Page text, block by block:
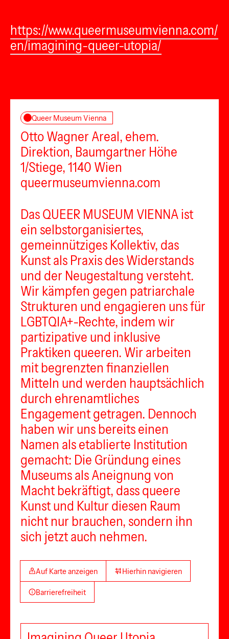
https://www.queermuseumvienna.com/
en/imagining-queer-utopia/
Queer Museum Vienna
Otto Wagner Areal, ehem.
Direktion, Baumgartner Höhe
1/Stiege, 1140 Wien
queermuseumvienna.com
Das QUEER MUSEUM VIENNA ist
ein selbstorganisiertes,
gemeinnütziges Kollektiv, das
Kunst als Praxis des Widerstands
und der Neugestaltung versteht.
Wir kämpfen gegen patriarchale
Strukturen und engagieren uns für
LGBTQIA+-Rechte, indem wir
partizipative und inklusive
Praktiken queeren. Wir arbeiten
mit begrenzten finanziellen
Mitteln und werden hauptsächlich
durch ehrenamtliches
Engagement getragen. Dennoch
haben wir uns bereits einen
Namen als etablierte Institution
gemacht: Die Gründung eines
Museums als Aneignung von
Macht bekräftigt, dass queere
Kunst und Kultur diesen Raum
nicht nur brauchen, sondern ihn
sich jetzt auch nehmen.
Auf Karte anzeigen Hierhin navigieren
Barrierefreiheit